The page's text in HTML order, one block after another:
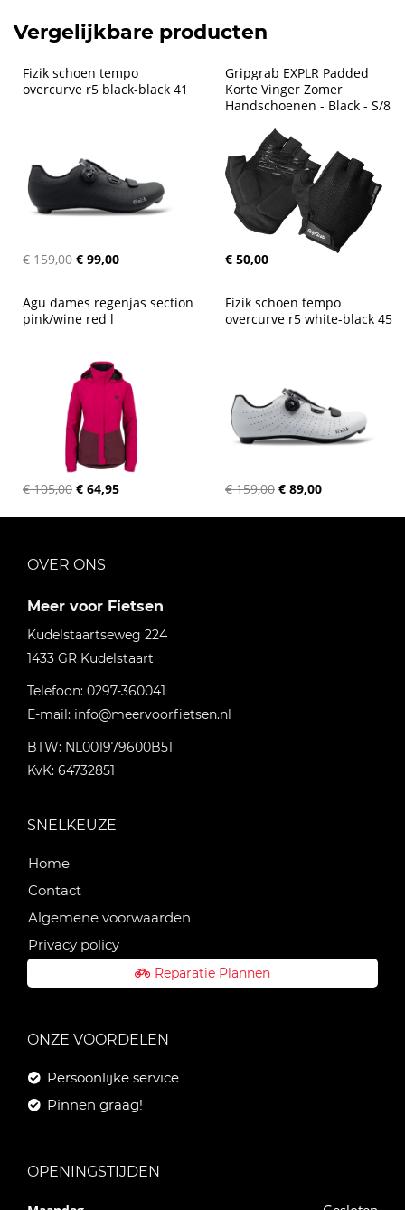
Vergelijkbare producten
Fizik schoen tempo
overcurve r5 black-black 41
€ 159,00 € 99,00
Gripgrab EXPLR Padded
Korte Vinger Zomer
Handschoenen - Black - S/8
€ 50,00
Agu dames regenjas section
pink/wine red l
€ 105,00 € 64,95
Fizik schoen tempo
overcurve r5 white-black 45
€ 159,00 € 89,00
OVER ONS
Meer voor Fietsen
Kudelstaartseweg 224
1433 GR Kudelstaart
Telefoon: 0297-360041
E-mail: info@meervoorfietsen.nl
BTW: NL001979600B51
KvK: 64732851
SNELKEUZE
Home
Contact
Algemene voorwaarden
Privacy policy
Reparatie Plannen
ONZE VOORDELEN
Persoonlijke service
Pinnen graag!
OPENINGSTIJDEN